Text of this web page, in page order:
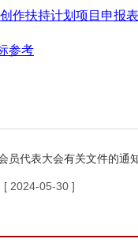
作扶持计划项目申报表
参考
员代表大会有关文件的通
[ 2024-05-30 ]